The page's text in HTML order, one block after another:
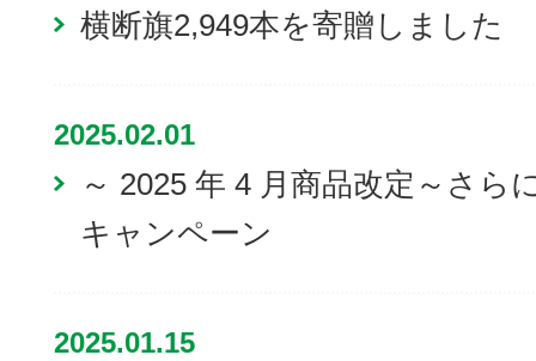
横断旗2,949本を寄贈しました
2025.02.01
～ 2025 年 4 月商品改定～さら
キャンペーン
2025.01.15